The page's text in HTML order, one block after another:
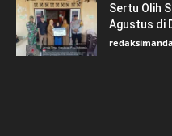
Sertu Olih
Agustus di